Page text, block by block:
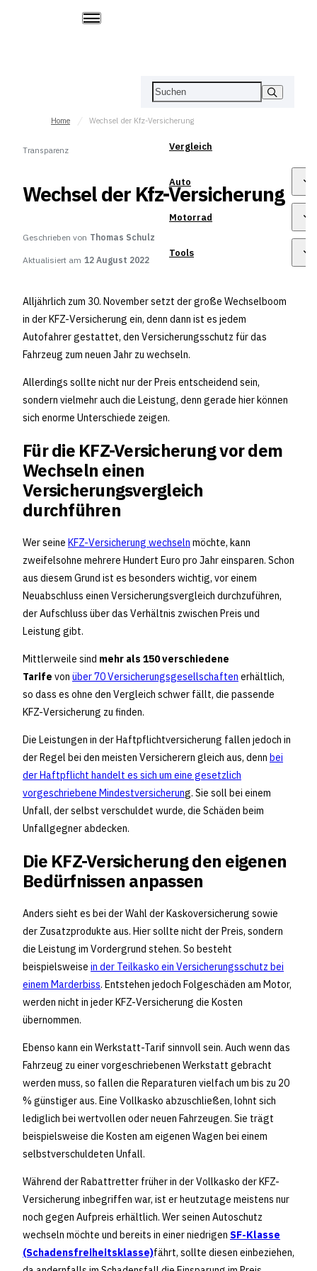
Vergleich
Auto
Motorrad
Tools
Home Wechsel der Kfz-Versicherung
Transparenz
Wechsel der Kfz-Versicherung
Geschrieben von Thomas Schulz
Aktualisiert am 12 August 2022
Alljährlich zum 30. November setzt der große Wechselboom
in der KFZ-Versicherung ein, denn dann ist es jedem
Autofahrer gestattet, den Versicherungsschutz für das
Fahrzeug zum neuen Jahr zu wechseln.
Allerdings sollte nicht nur der Preis entscheidend sein,
sondern vielmehr auch die Leistung, denn gerade hier können
sich enorme Unterschiede zeigen.
Für die KFZ-Versicherung vor dem
Wechseln einen
Versicherungsvergleich
durchführen
Wer seine KFZ-Versicherung wechseln möchte, kann
zweifelsohne mehrere Hundert Euro pro Jahr einsparen. Schon
aus diesem Grund ist es besonders wichtig, vor einem
Neuabschluss einen Versicherungsvergleich durchzuführen,
der Aufschluss über das Verhältnis zwischen Preis und
Leistung gibt.
Mittlerweile sind mehr als 150 verschiedene
Tarife von über 70 Versicherungsgesellschaften erhältlich,
so dass es ohne den Vergleich schwer fällt, die passende
KFZ-Versicherung zu finden.
Die Leistungen in der Haftpflichtversicherung fallen jedoch in
der Regel bei den meisten Versicherern gleich aus, denn bei
der Haftpflicht handelt es sich um eine gesetzlich
vorgeschriebene Mindestversicherung. Sie soll bei einem
Unfall, der selbst verschuldet wurde, die Schäden beim
Unfallgegner abdecken.
Die KFZ-Versicherung den eigenen
Bedürfnissen anpassen
Anders sieht es bei der Wahl der Kaskoversicherung sowie
der Zusatzprodukte aus. Hier sollte nicht der Preis, sondern
die Leistung im Vordergrund stehen. So besteht
beispielsweise in der Teilkasko ein Versicherungsschutz bei
einem Marderbiss. Entstehen jedoch Folgeschäden am Motor,
werden nicht in jeder KFZ-Versicherung die Kosten
übernommen.
Ebenso kann ein Werkstatt-Tarif sinnvoll sein. Auch wenn das
Fahrzeug zu einer vorgeschriebenen Werkstatt gebracht
werden muss, so fallen die Reparaturen vielfach um bis zu 20
% günstiger aus. Eine Vollkasko abzuschließen, lohnt sich
lediglich bei wertvollen oder neuen Fahrzeugen. Sie trägt
beispielsweise die Kosten am eigenen Wagen bei einem
selbstverschuldeten Unfall.
Während der Rabattretter früher in der Vollkasko der KFZ-
Versicherung inbegriffen war, ist er heutzutage meistens nur
noch gegen Aufpreis erhältlich. Wer seinen Autoschutz
wechseln möchte und bereits in einer niedrigen SF-Klasse
(Schadensfreiheitsklasse)fährt, sollte diesen einbeziehen,